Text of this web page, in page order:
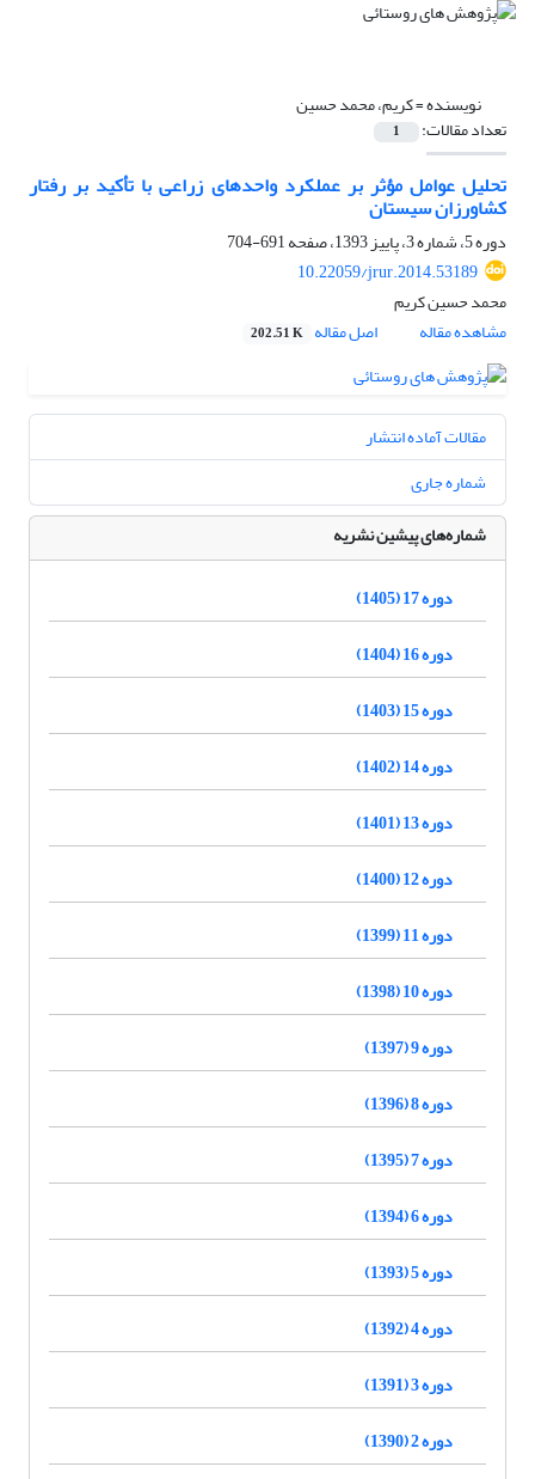
نویسنده =کریم، محمد حسین
تعداد مقالات: 1
تحلیل عوامل مؤثر بر عملکرد واحدهای زراعی با تأکید بر رفتار
کشاورزان سیستان
دوره 5، شماره 3، پاییز 1393، صفحه
691-704
10.22059/jrur.2014.53189
محمد حسین کریم
مشاهده مقاله
اصل مقاله 202.51 K
مقالات آماده انتشار
شماره جاری
شماره‌های پیشین نشریه
دوره 17 (1405)
دوره 16 (1404)
دوره 15 (1403)
دوره 14 (1402)
دوره 13 (1401)
دوره 12 (1400)
دوره 11 (1399)
دوره 10 (1398)
دوره 9 (1397)
دوره 8 (1396)
دوره 7 (1395)
دوره 6 (1394)
دوره 5 (1393)
دوره 4 (1392)
دوره 3 (1391)
دوره 2 (1390)